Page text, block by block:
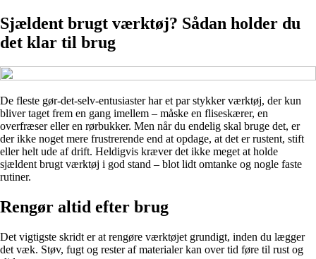
Sjældent brugt værktøj? Sådan holder du
det klar til brug
De fleste gør-det-selv-entusiaster har et par stykker værktøj, der kun
bliver taget frem en gang imellem – måske en fliseskærer, en
overfræser eller en rørbukker. Men når du endelig skal bruge det, er
der ikke noget mere frustrerende end at opdage, at det er rustent, stift
eller helt ude af drift. Heldigvis kræver det ikke meget at holde
sjældent brugt værktøj i god stand – blot lidt omtanke og nogle faste
rutiner.
Rengør altid efter brug
Det vigtigste skridt er at rengøre værktøjet grundigt, inden du lægger
det væk. Støv, fugt og rester af materialer kan over tid føre til rust og